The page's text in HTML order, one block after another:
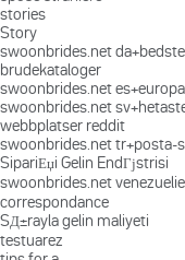
stories
Story
swoonbrides.net
brudekataloger
swoonbrides.net
swoonbrides.net
webbplatser reddit
swoonbrides.net tr+posta-
SipariЕџi Gelin EndГјstrisi
swoonbrides.net
correspondance
SД±rayla gelin maliyeti
testuarez